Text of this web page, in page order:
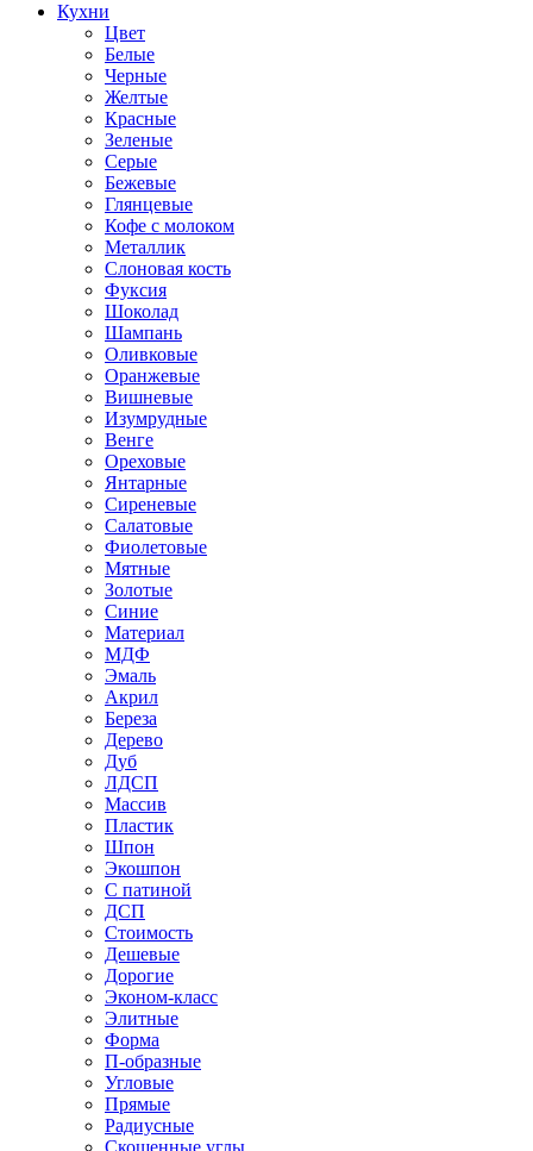
Кухни
Цвет
Белые
Черные
Желтые
Красные
Зеленые
Серые
Бежевые
Глянцевые
Кофе с молоком
Металлик
Слоновая кость
Фуксия
Шоколад
Шампань
Оливковые
Оранжевые
Вишневые
Изумрудные
Венге
Ореховые
Янтарные
Сиреневые
Салатовые
Фиолетовые
Мятные
Золотые
Синие
Материал
МДФ
Эмаль
Акрил
Береза
Дерево
Дуб
ЛДСП
Массив
Пластик
Шпон
Экошпон
С патиной
ДСП
Стоимость
Дешевые
Дорогие
Эконом-класс
Элитные
Форма
П-образные
Угловые
Прямые
Радиусные
Скошенные углы